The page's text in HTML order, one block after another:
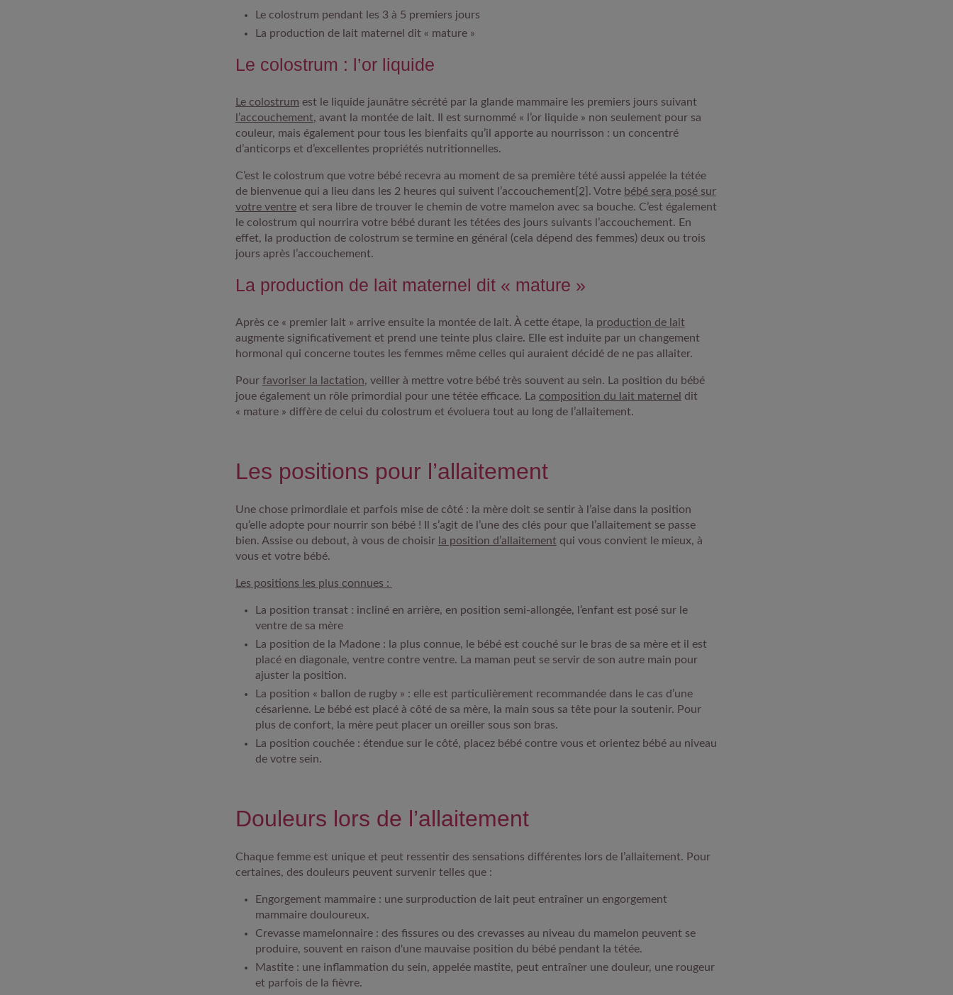
Le colostrum pendant les 3 à 5 premiers jours
La production de lait maternel dit « mature »
Le colostrum : l’or liquide
Le colostrum est le liquide jaunâtre sécrété par la glande mammaire les premiers jours suivant
l’accouchement, avant la montée de lait. Il est surnommé « l’or liquide » non seulement pour sa
couleur, mais également pour tous les bienfaits qu’il apporte au nourrisson : un concentré
d’anticorps et d’excellentes propriétés nutritionnelles.
C’est le colostrum que votre bébé recevra au moment de sa première tété aussi appelée la tétée
de bienvenuequi a lieu dans les 2 heures qui suivent l’accouchement[2] . Votre bébé sera posé sur
votre ventreet sera libre de trouver le chemin de votre mamelon avec sa bouche. C’est également
le colostrum qui nourrira votre bébé durant les tétées des jours suivants l’accouchement. En
effet, la production de colostrum se termine en général (cela dépend des femmes) deux ou trois
jours après l’accouchement.
La production de lait maternel dit « mature »
Après ce « premier lait » arrive ensuite la montée de lait. À cette étape, la production de lait
augmente significativement et prend une teinte plus claire. Elle est induite par un changement
hormonal qui concerne toutes les femmes même celles qui auraient décidé de ne pas allaiter.
Pour favoriser la lactation, veiller à mettre votre bébé très souvent au sein. La position du bébé
joue également un rôle primordial pour une tétée efficace. La composition du lait maternel dit
« mature » diffère de celui du colostrum et évoluera tout au long de l’allaitement.
Les positions pour l’allaitement
Une chose primordiale et parfois mise de côté : la mère doit se sentir à l’aisedans la position
qu’elle adopte pour nourrir son bébé ! Il s’agit de l’une des clés pour que l’allaitement se passe
bien. Assise ou debout, à vous de choisir la position d’allaitementqui vous convient le mieux, à
vous et votre bébé.
Les positions les plus connues :
La position transat : incliné en arrière, en position semi-allongée, l’enfant est posé sur le
ventre de sa mère
La position de la Madone : la plus connue, le bébé est couché sur le bras de sa mère et il est
placé en diagonale, ventre contre ventre. La maman peut se servir de son autre main pour
ajuster la position.
La position « ballon de rugby » : elle est particulièrement recommandée dans le cas d’une
césarienne. Le bébé est placé à côté de sa mère, la main sous sa tête pour la soutenir. Pour
plus de confort, la mère peut placer un oreiller sous son bras.
La position couchée : étendue sur le côté, placez bébé contre vous et orientez bébé au niveau
de votre sein.
Douleurs lors de l’allaitement
Chaque femme est unique et peut ressentir des sensations différentes lors de l’allaitement. Pour
certaines, des douleurs peuvent survenir telles que :
Engorgement mammaire : une surproduction de lait peut entraîner un engorgement
mammaire douloureux.
Crevasse mamelonnaire : des fissures ou des crevasses au niveau du mamelon peuvent se
produire, souvent en raison d'une mauvaise position du bébé pendant la tétée.
Mastite : une inflammation du sein, appelée mastite, peut entraîner une douleur, une rougeur
et parfois de la fièvre.